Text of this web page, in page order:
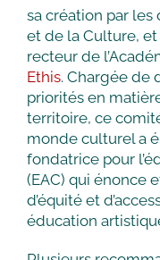
sa création par les
et de la Culture,
recteur de
Ethis. Chargée de
priorités en
territoire, ce
monde culturel a
fondatrice pour
(EAC) qui énonce
d’équité et
éducation